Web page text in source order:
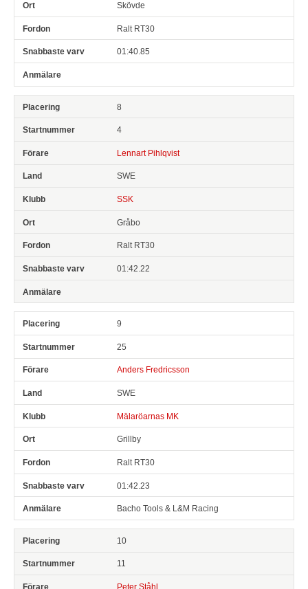
Skövde
Ralt RT30
01:40.85
8
4
Lennart Pihlqvist
SWE
SSK
Gråbo
Ralt RT30
01:42.22
9
25
Anders Fredricsson
SWE
Mälaröarnas MK
Grillby
Ralt RT30
01:42.23
Bacho Tools & L&M Racing
10
11
Peter Ståhl